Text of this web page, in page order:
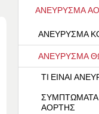
ΑΝΕΎΡΥΣΜΑ
ΑΝΕΎΡΥΣΜΑ
ΑΝΕΎΡΥΣΜΑ
ΤΙ ΕΊΝΑΙ
ΣΥΜΠΤΏΜΑΤΑ
ΑΟΡΤΉΣ